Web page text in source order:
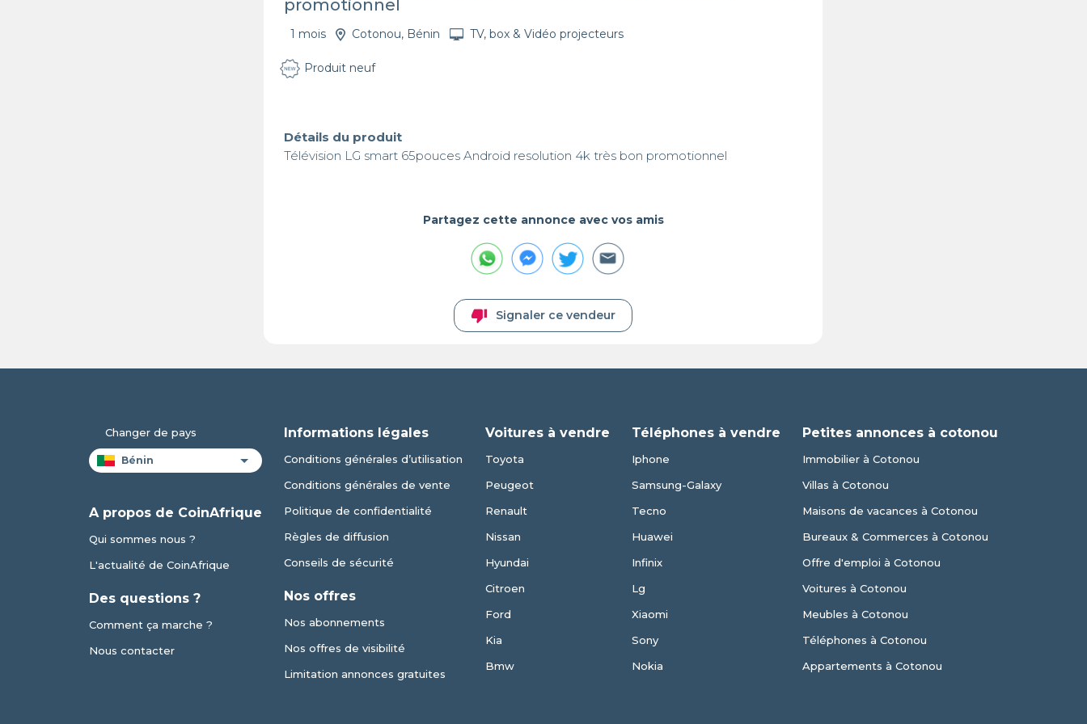
promotionnel
1 mois Cotonou, Bénin TV, box & Vidéo projecteurs
Produit neuf
Détails du produit
Télévision LG smart 65pouces Android resolution 4k très bon promotionnel
Partagez cette annonce avec vos amis
thumb_down Signaler ce vendeur
Changer de pays
A propos de CoinAfrique
Qui sommes nous ?
L'actualité de CoinAfrique
Des questions ?
Comment ça marche ?
Nous contacter
Informations légales
Conditions générales d’utilisation
Conditions générales de vente
Politique de confidentialité
Règles de diffusion
Conseils de sécurité
Nos offres
Nos abonnements
Nos offres de visibilité
Limitation annonces gratuites
Voitures à vendre
Toyota
Peugeot
Renault
Nissan
Hyundai
Citroen
Ford
Kia
Bmw
Téléphones à vendre
Iphone
Samsung-Galaxy
Tecno
Huawei
Infinix
Lg
Xiaomi
Sony
Nokia
Petites annonces à cotonou
Immobilier à Cotonou
Villas à Cotonou
Maisons de vacances à Cotonou
Bureaux & Commerces à Cotonou
Offre d'emploi à Cotonou
Voitures à Cotonou
Meubles à Cotonou
Téléphones à Cotonou
Appartements à Cotonou